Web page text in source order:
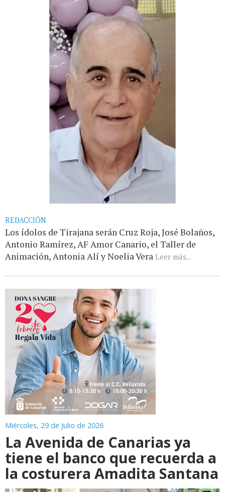
REDACCIÓN
Los ídolos de Tirajana serán Cruz Roja, José Bolaños,
Antonio Ramírez, AF Amor Canario, el Taller de
Animación, Antonia Alí y Noelia Vera Leer más...
Miércoles, 29 de Julio de 2026
La Avenida de Canarias ya
tiene el banco que recuerda a
la costurera Amadita Santana